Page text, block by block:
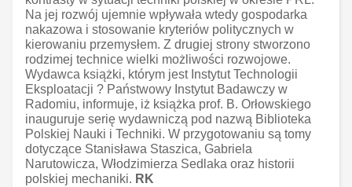
Na jej rozwój ujemnie wpływała wtedy gospodarka
nakazowa i stosowanie kryteriów politycznych w
kierowaniu przemysłem. Z drugiej strony stworzono
rodzimej technice wielki możliwości rozwojowe.
Wydawca książki, którym jest Instytut Technologii
Eksploatacji ? Państwowy Instytut Badawczy w
Radomiu, informuje, iż książka prof. B. Orłowskiego
inauguruje serię wydawniczą pod nazwą Biblioteka
Polskiej Nauki i Techniki. W przygotowaniu są tomy
dotyczące Stanisława Staszica, Gabriela
Narutowicza, Włodzimierza Sedlaka oraz historii
polskiej mechaniki. RK